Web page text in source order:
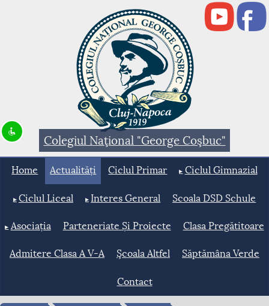
Disable flashes
Keyboard navigation
Mark headings
settings Background Color
Zoom out
zoom_in Zoom in
remove_circle_outline Decrease font
brightness_high Bright contrast
font_download Mark links
Colegiul Naţional "George Coşbuc"
Home Actualități Ciclul Primar Ciclul Gimnazial
Ciclul Liceal Interes General Scoala DSD Schule
Asociația Parteneriate Și Proiecte Clasa Pregătitoare
Admitere Clasa A V-A Şcoala Altfel Săptămâna Verde
Contact